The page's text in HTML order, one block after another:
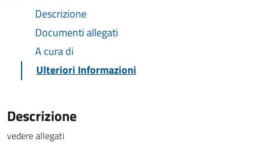
Descrizione
Documenti allegati
A cura di
Ulteriori Informazioni
Descrizione
vedere allegati